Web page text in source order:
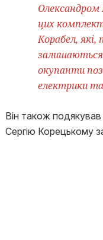
Олександром
цих
Корабел, які,
залишаються
окупанти
електрики
Він також подякував
Сергію Корецькому